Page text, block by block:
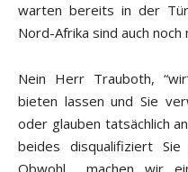
warten bereits in der
Nord-Afrika sind auch
Nein Herr Trauboth,
bieten lassen und Sie
oder glauben tatsächlich
beides disqualifiziert Sie